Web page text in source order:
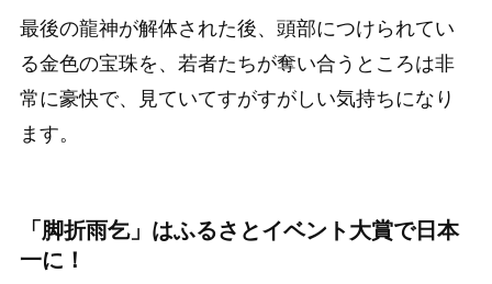
最後の龍神が解体された後、頭部につけられてい
る金色の宝珠を、若者たちが奪い合うところは非
常に豪快で、見ていてすがすがしい気持ちになり
ます。
「脚折雨乞」はふるさとイベント大賞で日本
一に！